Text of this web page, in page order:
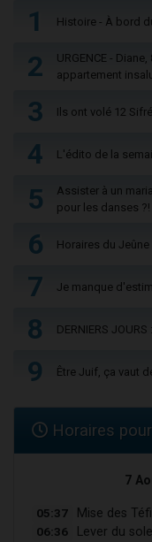
1 Histoire - À bord
2
URGENCE -
appartement
3 Ils ont volé 12
4 L'édito de la
5
Assister à un
pour les danses ?!
6 Horaires du
7 Je manque
8 DERNIERS
9 Être Juif, ça vaut
Horaires
7
05:37 Mise des
06:36 Lever du